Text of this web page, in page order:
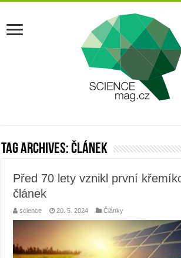
Tag Archives:článek
Před 70 lety vznikl první
článek
science 20. 5. 2024 Články